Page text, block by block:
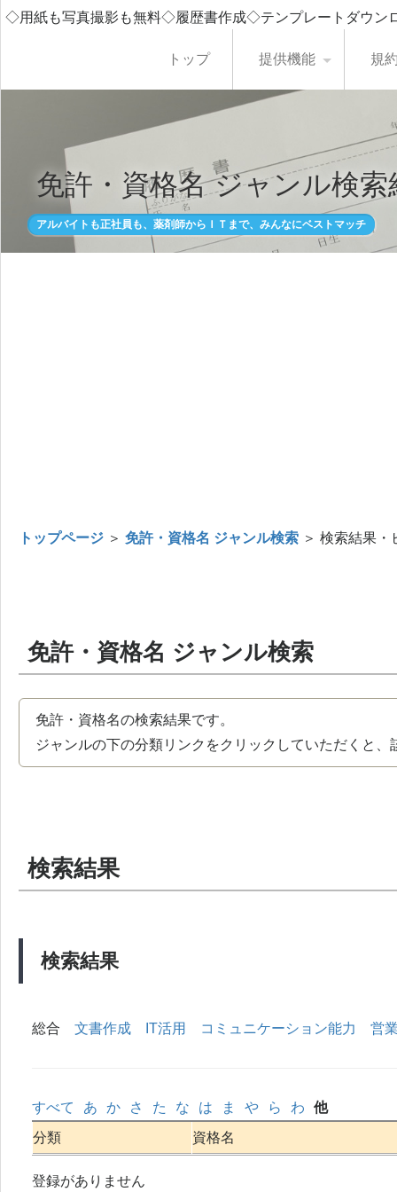
◇用紙も写真撮影も無料◇履歴書作成◇テンプレートダウ
トップ 提供機能 規
免許・資格名 ジャンル検索
アルバイトも正社員も、薬剤師からＩＴまで、みんなにベストマッチ
トップページ ＞ 免許・資格名 ジャンル検索 ＞ 検索結果
免許・資格名 ジャンル検索
免許・資格名の検索結果です。
ジャンルの下の分類リンクをクリックしていただくと
検索結果
検索結果
総合 文書作成 IT活用 コミュニケーション能力 営
すべて あ か さ た な は ま や ら わ
他
分類
資格名
登録がありません